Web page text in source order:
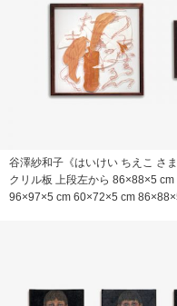
谷澤紗和子《はいけい ちえこ さ
クリル板 上段左から 86×88×5
96×97×5 cm 60×72×5 cm